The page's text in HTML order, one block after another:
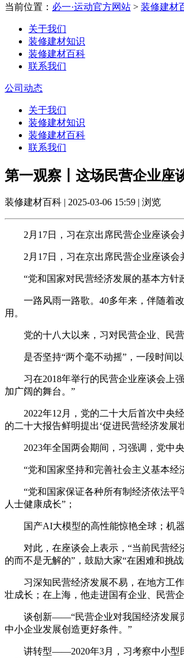
当前位置： 必一·运动官方网站 > 装修建材
关于我们
装修建材知识
装修建材百科
联系我们
公司动态
关于我们
装修建材知识
装修建材百科
联系我们
第一观察丨这场民营企业座
装修建材百科 | 2025-03-06 15:59 | 浏览
2月17日，习在京出席民营企业座谈会
2月17日，习在京出席民营企业座谈会
“党和国家对民营经济发展的基本方针政
一路风雨一路歌。40多年来，伴随着改
用。
党的十八大以来，习对民营企业、民营
是否坚持“两个毫不动摇”，一段时间以
习在2018年举行的民营企业座谈会上强
加广阔的舞台。”
2022年12月，党的二十大后首次中央经
的二十大报告鲜明提出‘促进民营经济发展
2023年全国两会期间，习强调，党中央
“党和国家坚持和完善社会主义基本经济
“党和国家保证各种所有制经济依法平
人士健康成长”；
国产AI大模型的高性能惊艳全球；机器
对此，在座谈会上表示，“当前民营经
的而不是无解的”，鼓励大家“在困难和挑
习深知民营经济发展不易，在地方工作
壮成长；在上海，他走进国有企业、民营
谈创新——“民营企业对我国经济发展贡
中小企业发展创造更好条件。”
讲转型——2020年3月，习考察中小型民